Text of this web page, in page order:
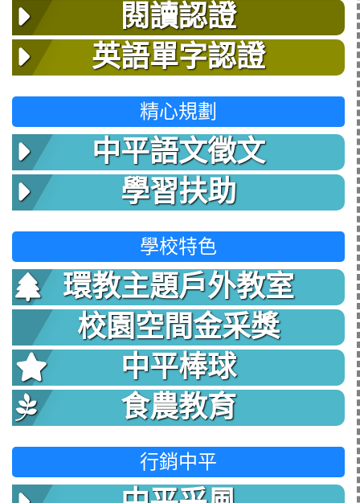
閱讀認證
英語單字認證
精心規劃
中平語文徵文
學習扶助
學校特色
環教主題戶外教室
校園空間金采獎
中平棒球
食農教育
行銷中平